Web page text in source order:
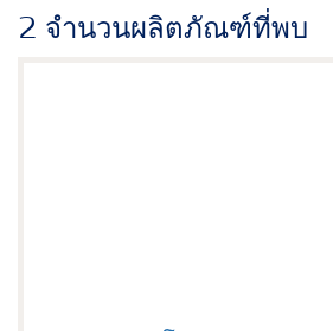
2 จำนวนผลิตภัณฑ์ที่พบ